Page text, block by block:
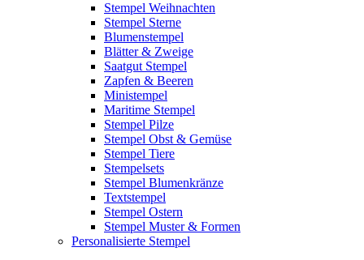
Stempel Weihnachten
Stempel Sterne
Blumenstempel
Blätter & Zweige
Saatgut Stempel
Zapfen & Beeren
Ministempel
Maritime Stempel
Stempel Pilze
Stempel Obst & Gemüse
Stempel Tiere
Stempelsets
Stempel Blumenkränze
Textstempel
Stempel Ostern
Stempel Muster & Formen
Personalisierte Stempel